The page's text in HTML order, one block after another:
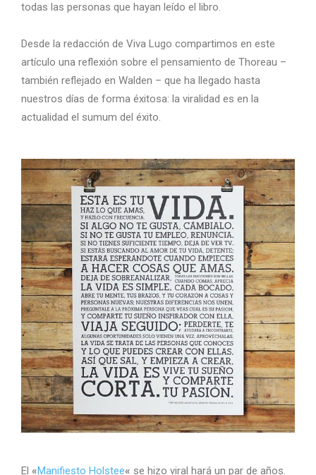
todas las personas que hayan leído el libro.
Desde la redacción de Viva Lugo compartimos en este
artículo una reflexión sobre el pensamiento de Thoreau –
también reflejado en Walden – que ha llegado hasta
nuestros días de forma éxitosa: la viralidad es en la
actualidad el sumum del éxito.
El «Manifiesto Holstee« se hizo viral hará un par de años.